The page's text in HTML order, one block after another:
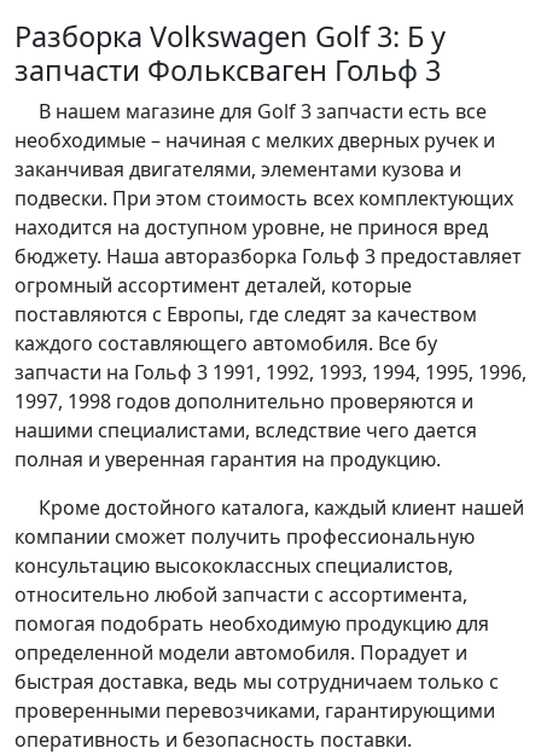
Разборка Volkswagen Golf 3: Б у
запчасти Фольксваген Гольф 3
В нашем магазине для Golf 3 запчасти есть все
необходимые – начиная с мелких дверных ручек и
заканчивая двигателями, элементами кузова и
подвески. При этом стоимость всех комплектующих
находится на доступном уровне, не принося вред
бюджету. Наша авторазборка Гольф 3 предоставляет
огромный ассортимент деталей, которые
поставляются с Европы, где следят за качеством
каждого составляющего автомобиля. Все бу
запчасти на Гольф 3 1991, 1992, 1993, 1994, 1995, 1996,
1997, 1998 годов дополнительно проверяются и
нашими специалистами, вследствие чего дается
полная и уверенная гарантия на продукцию.
Кроме достойного каталога, каждый клиент нашей
компании сможет получить профессиональную
консультацию высококлассных специалистов,
относительно любой запчасти с ассортимента,
помогая подобрать необходимую продукцию для
определенной модели автомобиля. Порадует и
быстрая доставка, ведь мы сотрудничаем только с
проверенными перевозчиками, гарантирующими
оперативность и безопасность поставки.